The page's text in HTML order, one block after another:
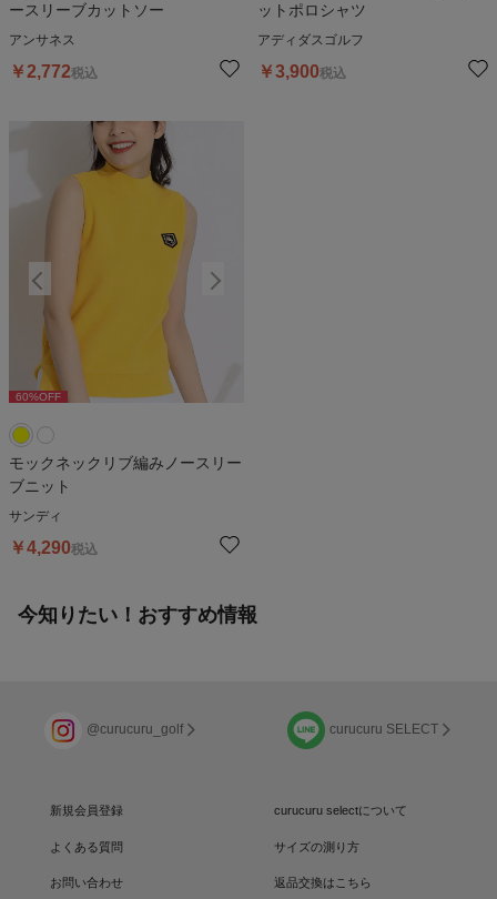
ースリーブカットソー
アンサネス
￥2,772税込
ットポロシャツ
アディダスゴルフ
￥3,900税込
60%OFF
モックネックリブ編みノースリー
ブニット
サンディ
￥4,290税込
今知りたい！おすすめ情報
@curucuru_golf curucuru SELECT
新規会員登録 curucuru selectについて
よくある質問 サイズの測り方
お問い合わせ 返品交換はこちら